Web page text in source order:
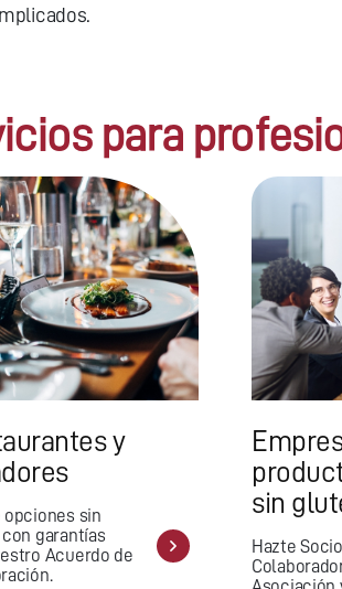
para
y
opciones sin
garantías
Acuerdo de
sin
Hazte Socio